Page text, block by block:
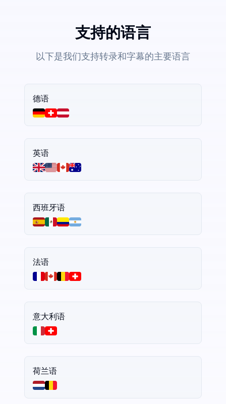
支持的语言
以下是我们支持转录和字幕的主要语言
德语
英语
西班牙语
法语
意大利语
荷兰语